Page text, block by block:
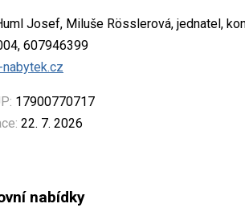
Josef, Miluše Rösslerová, jednatel,
607946399
17900770717
22. 7. 2026
nabídky